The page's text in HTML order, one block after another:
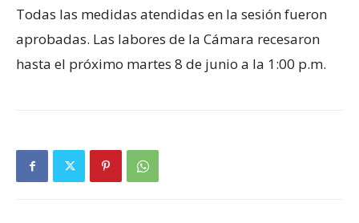
Todas las medidas atendidas en la sesión fueron
aprobadas. Las labores de la Cámara recesaron
hasta el próximo martes 8 de junio a la 1:00 p.m.